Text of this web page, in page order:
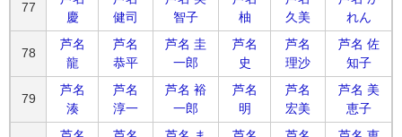
77
慶
健司
智子
柚
久美
れん
78
芦名
龍
芦名
恭平
芦名 圭
一郎
芦名
史
芦名
理沙
芦名 佐
知子
79
芦名
湊
芦名
淳一
芦名 裕
一郎
芦名
明
芦名
宏美
芦名 美
恵子